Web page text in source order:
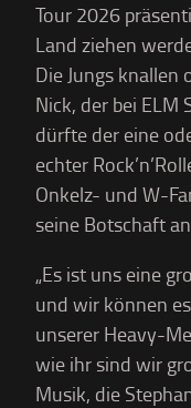
Tour 2026
Land ziehen
Die Jungs
Nick, der bei ELM
dürfte der eine
echter
Onkelz- und W-
seine Botschaft
„Es ist uns eine
und wir können
unserer Heavy-
wie ihr sind wir
Musik, die